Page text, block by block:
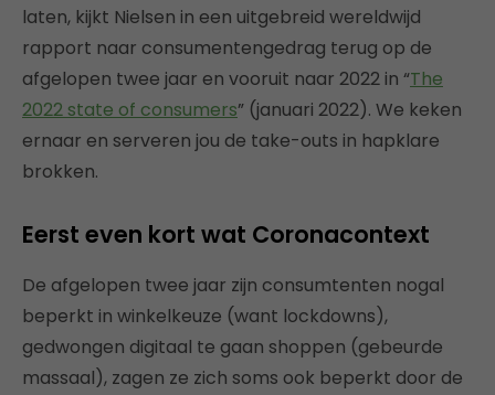
laten, kijkt Nielsen in een uitgebreid wereldwijd
rapport naar consumentengedrag terug op de
afgelopen twee jaar en vooruit naar 2022 in “The
2022 state of consumers” (januari 2022). We keken
ernaar en serveren jou de take-outs in hapklare
brokken.
Eerst even kort wat Coronacontext
De afgelopen twee jaar zijn consumtenten nogal
beperkt in winkelkeuze (want lockdowns),
gedwongen digitaal te gaan shoppen (gebeurde
massaal), zagen ze zich soms ook beperkt door de